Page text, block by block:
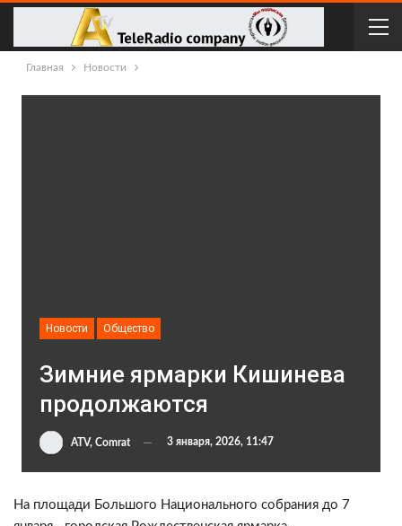
Главная Новости
Новости Общество
Зимние ярмарки Кишинева
продолжаются
ATV, Comrat 3 января, 2026, 11:47
На площади Большого Национального собрания до 7